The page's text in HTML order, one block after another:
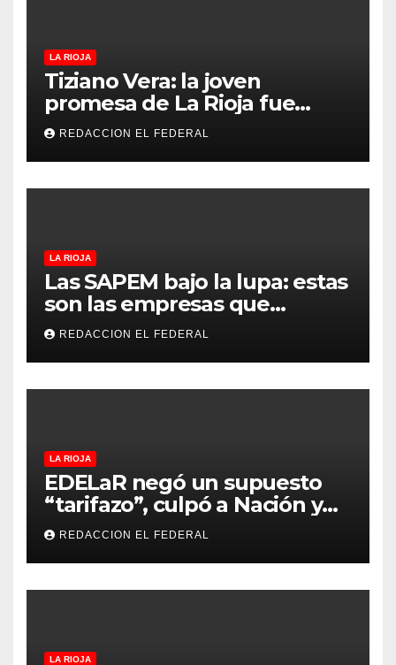
LA RIOJA
Tiziano Vera: la joven
promesa de La Rioja fue
convocado a la Selección
Argentina sub-15
REDACCION EL FEDERAL
LA RIOJA
Las SAPEM bajo la lupa: estas
son las empresas que
evalúan vender a capitales
privados
REDACCION EL FEDERAL
LA RIOJA
EDELaR negó un supuesto
“tarifazo”, culpó a Nación y
defendió los mecanismos de
medición: “la empresa
factura lo que lee, no lo que
estima”
REDACCION EL FEDERAL
LA RIOJA